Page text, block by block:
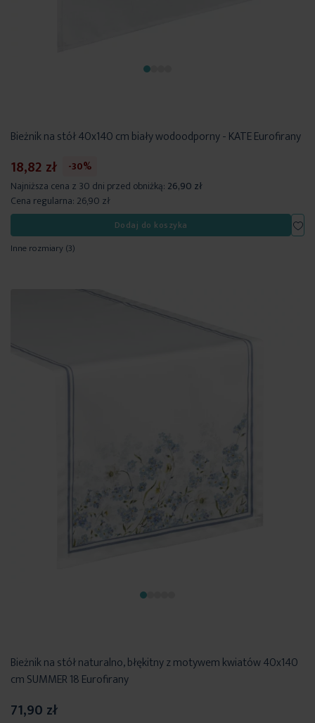
Bieżnik na stół 40x140 cm biały wodoodporny - KATE Eurofirany
18,82 zł
-30%
Najniższa cena z 30 dni przed obniżką: 26,90 zł
Cena regularna: 26,90 zł
Dodaj do koszyka
Inne rozmiary(3)
Bieżnik na stół naturalno, błękitny z motywem kwiatów 40x140
cm SUMMER 18 Eurofirany
71,90 zł